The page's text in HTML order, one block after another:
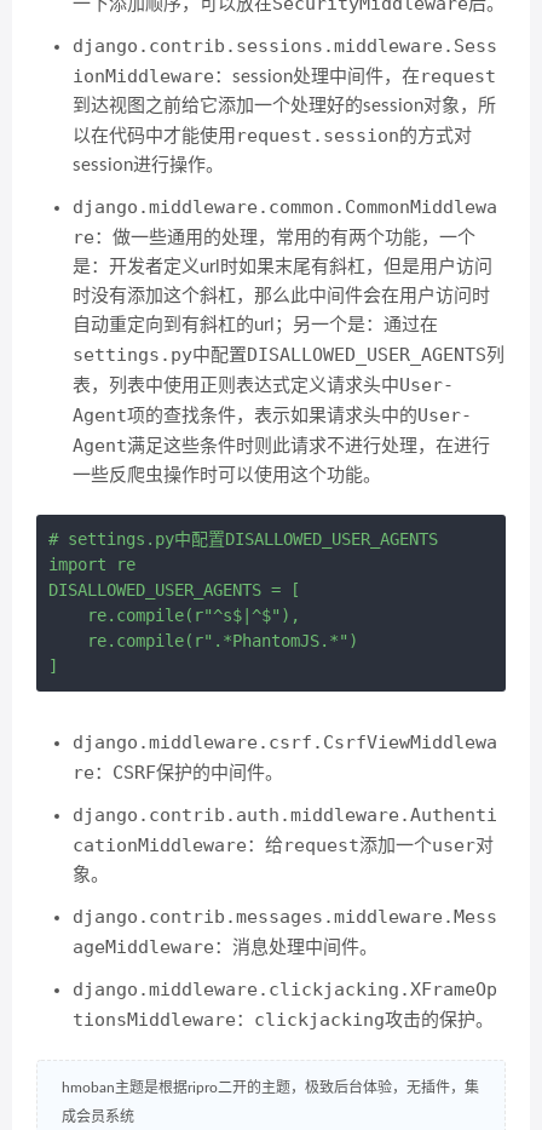
一下添加顺序，可以放在 后。
django.contrib.sessions.middleware.Sess
ionMiddleware ：session处理中间件，在 request
到达视图之前给它添加一个处理好的session对象，所
以在代码中才能使用 request.session 的方式对
session进行操作。
django.middleware.common.CommonMiddlewa
re ：做一些通用的处理，常用的有两个功能，一个
是：开发者定义url时如果末尾有斜杠，但是用户访问
时没有添加这个斜杠，那么此中间件会在用户访问时
自动重定向到有斜杠的url；另一个是：通过在
settings.py中配置DISALLOWED_USER_AGENTS列
表，列表中使用正则表达式定义请求头中User-
Agent项的查找条件，表示如果请求头中的User-
Agent满足这些条件时则此请求不进行处理，在进行
一些反爬虫操作时可以使用这个功能。
# settings.py中配置DISALLOWED_USER_AGENTS
import re
DISALLOWED_USER_AGENTS = [
    re.compile(r"^s$|^$"),
    re.compile(r".*PhantomJS.*")
django.middleware.csrf.CsrfViewMiddlewa
re ： CSRF保护的中间件。
django.contrib.auth.middleware.Authenti
cationMiddleware ：给 request添加一个user对
象。
django.contrib.messages.middleware.Mess
ageMiddleware ：消息处理中间件。
django.middleware.clickjacking.XFrameOp
tionsMiddleware ： clickjacking攻击的保护。
hmoban主题是根据ripro二开的主题，极致后台体验，无插件，集
成会员系统